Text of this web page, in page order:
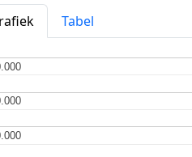
Tabel